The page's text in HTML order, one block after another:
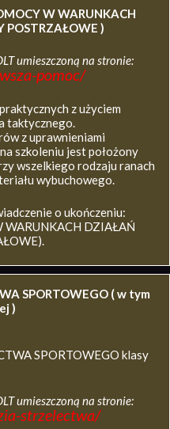
W WARUNKACH
POSTRZAŁOWE )
umieszczoną na stronie:
pomoc/
z użyciem
taktycznego.
z uprawnieniami
szkoleniu jest położony
wszelkiego rodzaju ranach
wybuchowego.
o ukończeniu:
WARUNKACH DZIAŁAŃ
SPORTOWEGO ( w tym
)
SPORTOWEGO klasy
umieszczoną na stronie:
strzelectwa/